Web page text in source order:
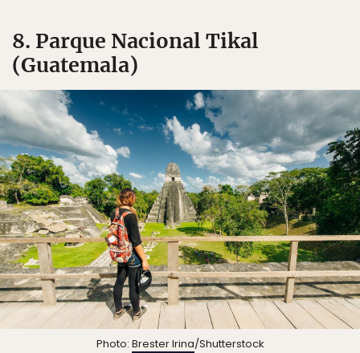
8. Parque Nacional Tikal
(Guatemala)
Photo: Brester Irina/Shutterstock